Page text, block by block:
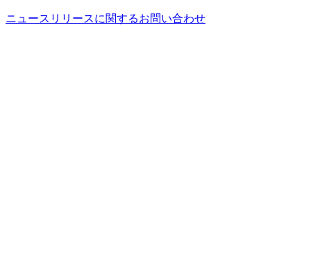
ニュースリリースに関するお問い合わせ